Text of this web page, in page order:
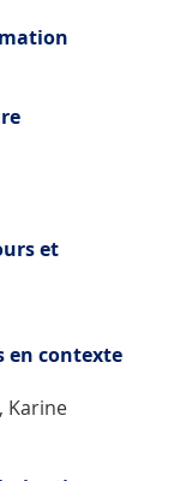
et
en contexte
Karine